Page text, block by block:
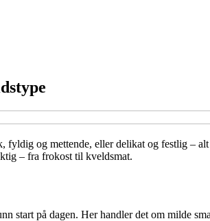
og mettende, eller delikat og festlig –
– fra frokost til kveldsmat.
start på dagen. Her handler det om milde